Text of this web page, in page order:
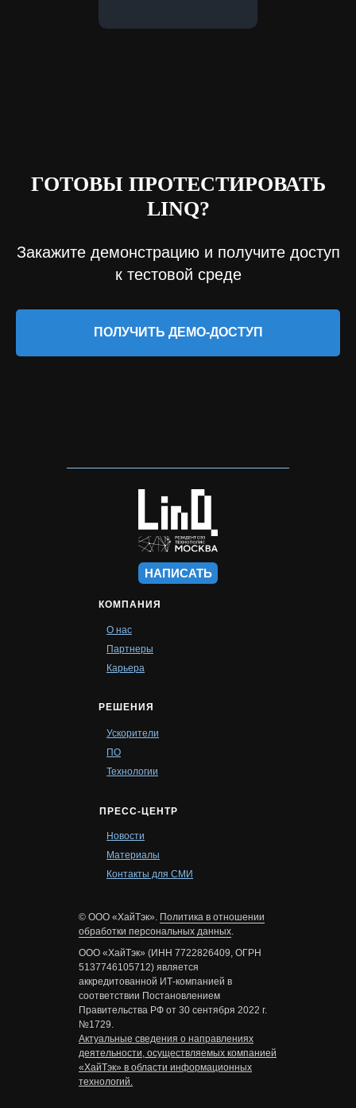
ГОТОВЫ ПРОТЕСТИРОВАТЬ
LINQ?
Закажите демонстрацию и получите доступ
к тестовой среде
ПОЛУЧИТЬ ДЕМО-ДОСТУП
КОМПАНИЯ
О нас
Партнеры
Карьера
РЕШЕНИЯ
Ускорители
ПО
Технологии
ПРЕСС-ЦЕНТР
Новости
Материалы
Контакты для СМИ
© ООО «ХайТэк». Политика в отношении
обработки персональных данных.
ООО «ХайТэк» (ИНН 7722826409, ОГРН
5137746105712) является
аккредитованной ИТ-компанией в
соответствии Постановлением
Правительства РФ от 30 сентября 2022 г.
№1729.
Актуальные сведения о направлениях
деятельности, осуществляемых компанией
«ХайТэк» в области информационных
технологий.
НАПИСАТЬ